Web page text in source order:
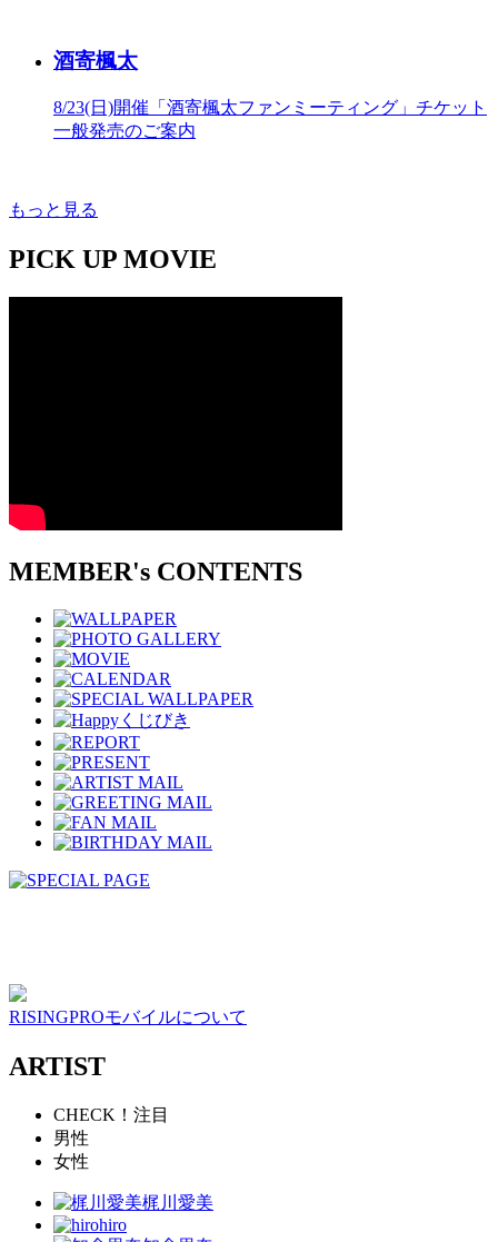
酒寄楓太
8/23(日)開催「酒寄楓太ファンミーティング」チケット
一般発売のご案内
もっと見る
PICK UP MOVIE
MEMBER's CONTENTS
RISINGPROモバイルについて
ARTIST
CHECK！注目
男性
女性
梶川愛美
hiro